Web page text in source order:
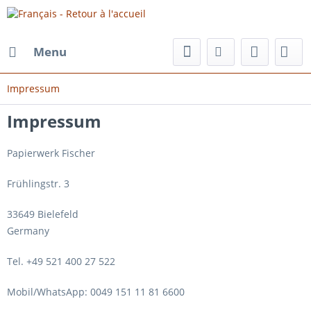
Menu
Impressum
Impressum
Papierwerk Fischer
Frühlingstr. 3
33649 Bielefeld
Germany
Tel. +49 521 400 27 522
Mobil/WhatsApp: 0049 151 11 81 6600